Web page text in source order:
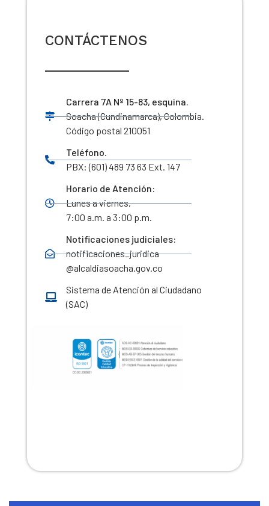
CONTÁCTENOS
Carrera 7A Nº 15-83, esquina.
Soacha (Cundinamarca), Colombia.
Código postal 210051
Teléfono.
PBX: (601) 489 73 63 Ext. 147
Horario de Atención:
Lunes a viernes,
7:00 a.m. a 3:00 p.m.
Notificaciones judiciales:
notificaciones_juridica
@alcaldiasoacha.gov.co
Sistema de Atención al Ciudadano
(SAC)